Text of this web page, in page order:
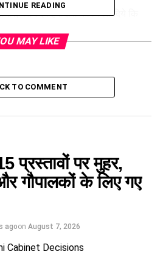
पेंशन एवं हकदारी को निर्देश दिये कि
के सुचारु क्रियान्वयन के लिए बैंक
शीघ्र प्राप्त हो सके। उन्होंने कहा कि
जोशी और संबंधित बैंकों के
भारतीय कबड्डी टीम का पूर्व कप्तान
था!
READING
MAY LIKE
TO COMMENT
प्रस्तावों पर मुहर,
गौपालकों के लिए गए
agoon August 7, 2026